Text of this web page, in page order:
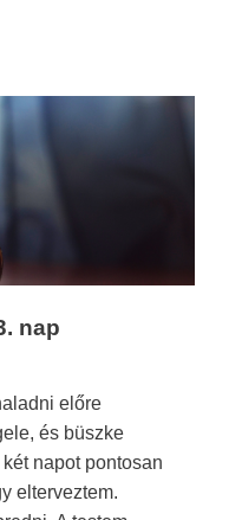
nap
előre
és büszke
napot pontosan
elterveztem.